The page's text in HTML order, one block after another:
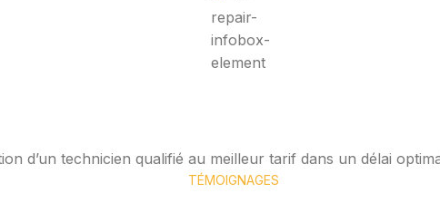
d’un technicien qualifié au meilleur tarif dans un délai
TÉMOIGNAGES